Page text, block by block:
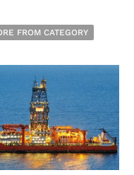
FROM CATEGORY